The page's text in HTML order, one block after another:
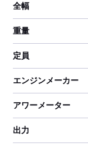
全幅
重量
定員
エンジンメーカー
アワーメーター
出力